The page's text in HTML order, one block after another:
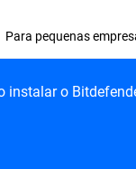
Para pequenas
instalar o